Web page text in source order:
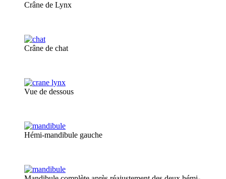
Crâne de Lynx
Crâne de chat
Vue de dessous
Hémi-mandibule gauche